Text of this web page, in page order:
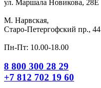
ул. Маршала Новикова, 28Е
М. Нарвская,
Старо-Петергофский пр., 44
Пн-Пт: 10.00-18.00
8 800 300 28 29
+7 812 702 19 60